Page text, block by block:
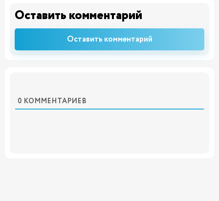
Оставить комментарий
Оставить комментарий
0 КОММЕНТАРИЕВ